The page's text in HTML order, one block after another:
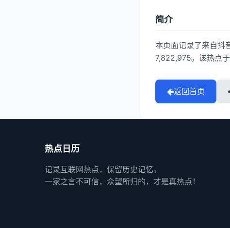
简介
本页面记录了来自抖
7,822,975。该热点
返回首页
热点日历
记录互联网热点，保留历史记忆。
一家之言不可信，众望所归的，才是真热点！